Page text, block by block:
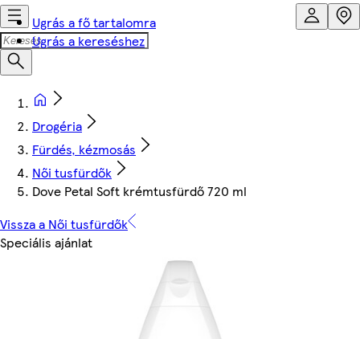
Ugrás a fő tartalomra
Ugrás a kereséshez
Drogéria
Fürdés, kézmosás
Női tusfürdők
Dove Petal Soft krémtusfürdő 720 ml
Vissza a Női tusfürdők
Speciális ajánlat